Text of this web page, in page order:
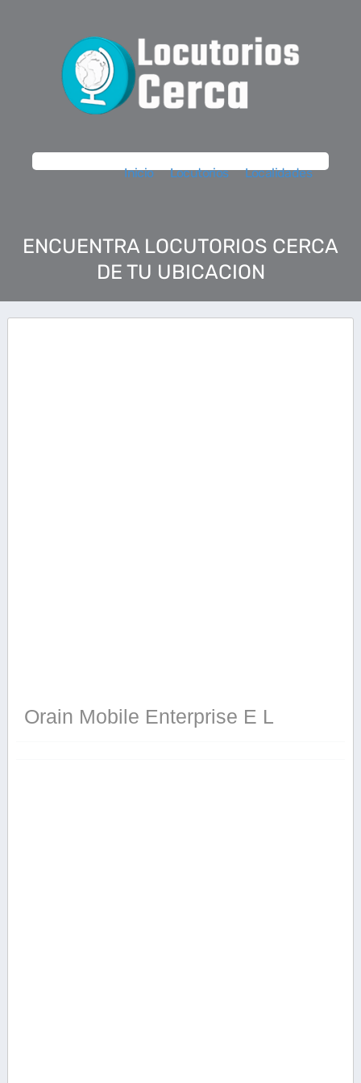
Inicio Locutorios Localidades
ENCUENTRA LOCUTORIOS CERCA
DE TU UBICACION
Orain Mobile Enterprise E L